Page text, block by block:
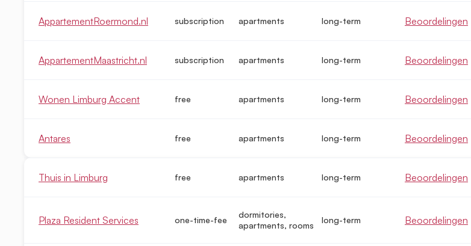
AppartementRoermond.nl subscription apartments long-term Beoordelingen
AppartementMaastricht.nl subscription apartments long-term Beoordelingen
Wonen Limburg Accent free apartments long-term Beoordelingen
Antares free apartments long-term Beoordelingen
Thuis in Limburg free apartments long-term Beoordelingen
Plaza Resident Services one-time-fee
dormitories,
apartments, rooms
long-term Beoordelingen